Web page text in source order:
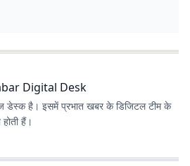
Digital Desk
डेस्क है। इसमें प्रभात खबर के डिजिटल टीम के
हैं।